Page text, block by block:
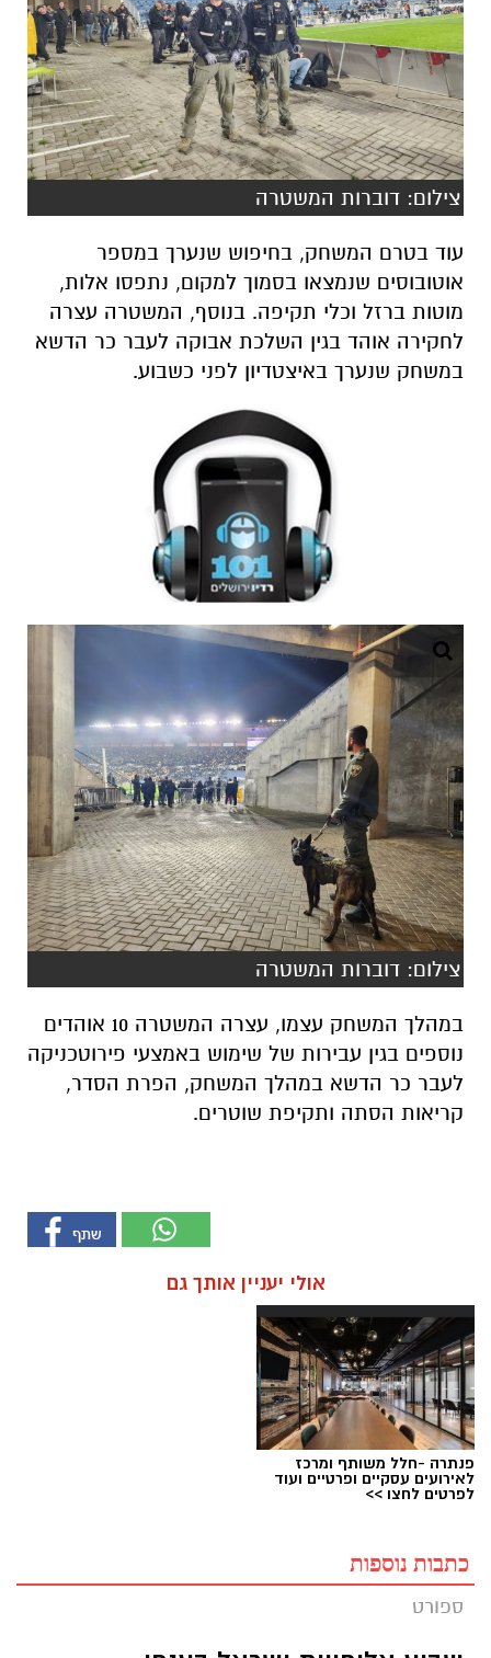
צילום: דוברות המשטרה
עוד בטרם המשחק, בחיפוש שנערך במספר
אוטובוסים שנמצאו בסמוך למקום, נתפסו אלות,
מוטות ברזל וכלי תקיפה. בנוסף, המשטרה עצרה
לחקירה אוהד בגין השלכת אבוקה לעבר כר הדשא
במשחק שנערך באיצטדיון לפני כשבוע.
צילום: דוברות המשטרה
במהלך המשחק עצמו, עצרה המשטרה 10 אוהדים
נוספים בגין עבירות של שימוש באמצעי פירוטכניקה
לעבר כר הדשא במהלך המשחק, הפרת הסדר,
קריאות הסתה ותקיפת שוטרים.
אולי יעניין אותך גם
פנתרה -חלל משותף ומרכז
לאירועים עסקיים ופרטיים ועוד
לפרטים לחצו >>
כתבות נוספות
ספורט